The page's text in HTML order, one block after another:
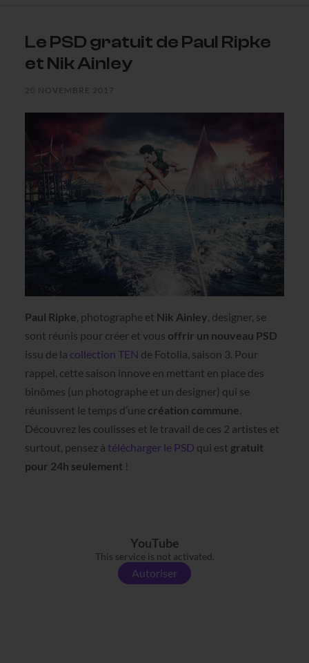
Le PSD gratuit de Paul Ripke
et Nik Ainley
20 NOVEMBRE 2017
Paul Ripke, photographe et Nik Ainley, designer, se
sont réunis pour créer et vous offrir un nouveau PSD
issu de la collection TEN de Fotolia, saison 3. Pour
rappel, cette saison innove en mettant en place des
binômes (un photographe et un designer) qui se
réunissent le temps d’une création commune.
Découvrez les coulisses et le travail de ces 2 artistes et
surtout, pensez à télécharger le PSD qui est gratuit
pour 24h seulement !
YouTube
This service is not activated.
Autoriser